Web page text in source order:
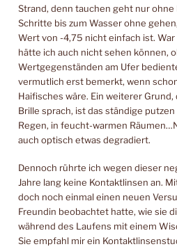
Strand, denn tauchen geht nur ohne
Schritte bis zum Wasser ohne
Wert von -4,75 nicht einfach ist.
hätte ich auch nicht sehen können,
Wertgegenständen am Ufer
vermutlich erst bemerkt, wenn
Haifisches wäre. Ein weiterer
Brille sprach, ist das ständige
Regen, in feucht-warmen
auch optisch etwas degradiert.
Dennoch rührte ich wegen dieser
Jahre lang keine Kontaktlinsen an.
doch noch einmal einen neuen
Freundin beobachtet hatte, wie sie
während des Laufens mit einem
Sie empfahl mir ein